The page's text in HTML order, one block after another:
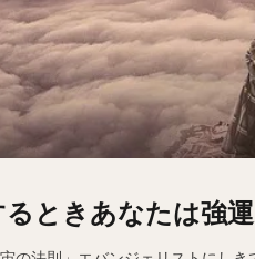
るときあなたは強